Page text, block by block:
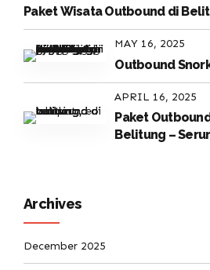
Paket Wisata Outbound di
MAY 16, 2025
Outbound
APRIL 16, 2025
Paket
Belitung –
Archives
December 2025